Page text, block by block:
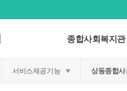
종합사회복지관
서비스제공기능 상동종합